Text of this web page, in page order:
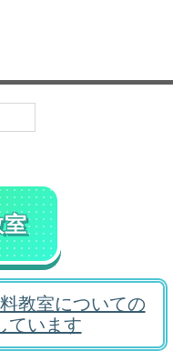
教室についての
ています